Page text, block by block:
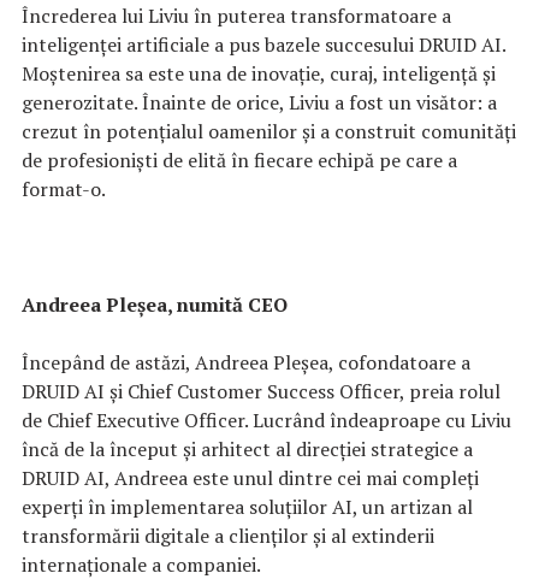
Încrederea lui Liviu în puterea transformatoare a
inteligenței artificiale a pus bazele succesului DRUID AI.
Moștenirea sa este una de inovație, curaj, inteligență și
generozitate. Înainte de orice, Liviu a fost un visător: a
crezut în potențialul oamenilor și a construit comunități
de profesioniști de elită în fiecare echipă pe care a
format-o.
Andreea Pleşea, numită CEO
Începând de astăzi, Andreea Pleşea, cofondatoare a
DRUID AI și Chief Customer Success Officer, preia rolul
de Chief Executive Officer. Lucrând îndeaproape cu Liviu
încă de la început și arhitect al direcției strategice a
DRUID AI, Andreea este unul dintre cei mai compleți
experți în implementarea soluțiilor AI, un artizan al
transformării digitale a clienților și al extinderii
internaționale a companiei.